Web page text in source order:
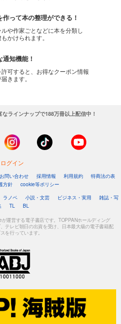
作って本の整理ができる！
ルや作家ごとなどに本を分類し
かけられます。
通知機能！
可すると、お得なクーポン情報
きます。
ラインナップで188万冊以上配信中！
ログイン
お問い合わせ 採用情報 利用規約
特商法の表
方針
cookie等ポリシー
ラノベ 小説・文芸 ビジネス・実用
雑誌・写
TL BL
運営する電子書店です。TOPPANホールディング
テレビ朝日の出資を受け、日本最大級の電子書籍配
を行っています。